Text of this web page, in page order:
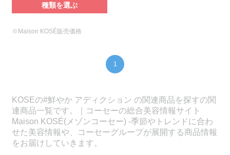
種類を選ぶ
※Maison KOSÉ販売価格
1
KOSEの#鮮やか アディクション の関連商品を探すの関
連商品一覧です。｜コーセーの総合美容情報サイト
Maison KOSÉ(メゾンコーセー) -季節やトレンドに合わ
せた美容情報や、コーセーグループが展開する商品情報
をお届けしていきます。